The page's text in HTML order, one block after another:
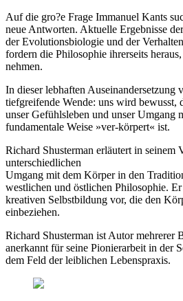
Auf die gro?e Frage Immanuel Kants
neue Antworten. Aktuelle Ergebnisse
der Evolutionsbiologie und der
fordern die Philosophie ihrerseits
nehmen.
In dieser lebhaften Auseinandersetzung
tiefgreifende Wende: uns wird bewusst,
unser Gefühlsleben und unser Umgang
fundamentale Weise »ver-körpert« ist.
Richard Shusterman erläutert in seinem
unterschiedlichen
Umgang mit dem Körper in den
westlichen und östlichen Philosophie.
kreativen Selbstbildung vor, die den
einbeziehen.
Richard Shusterman ist Autor mehrerer
anerkannt für seine Pionierarbeit in der
dem Feld der leiblichen Lebenspraxis.